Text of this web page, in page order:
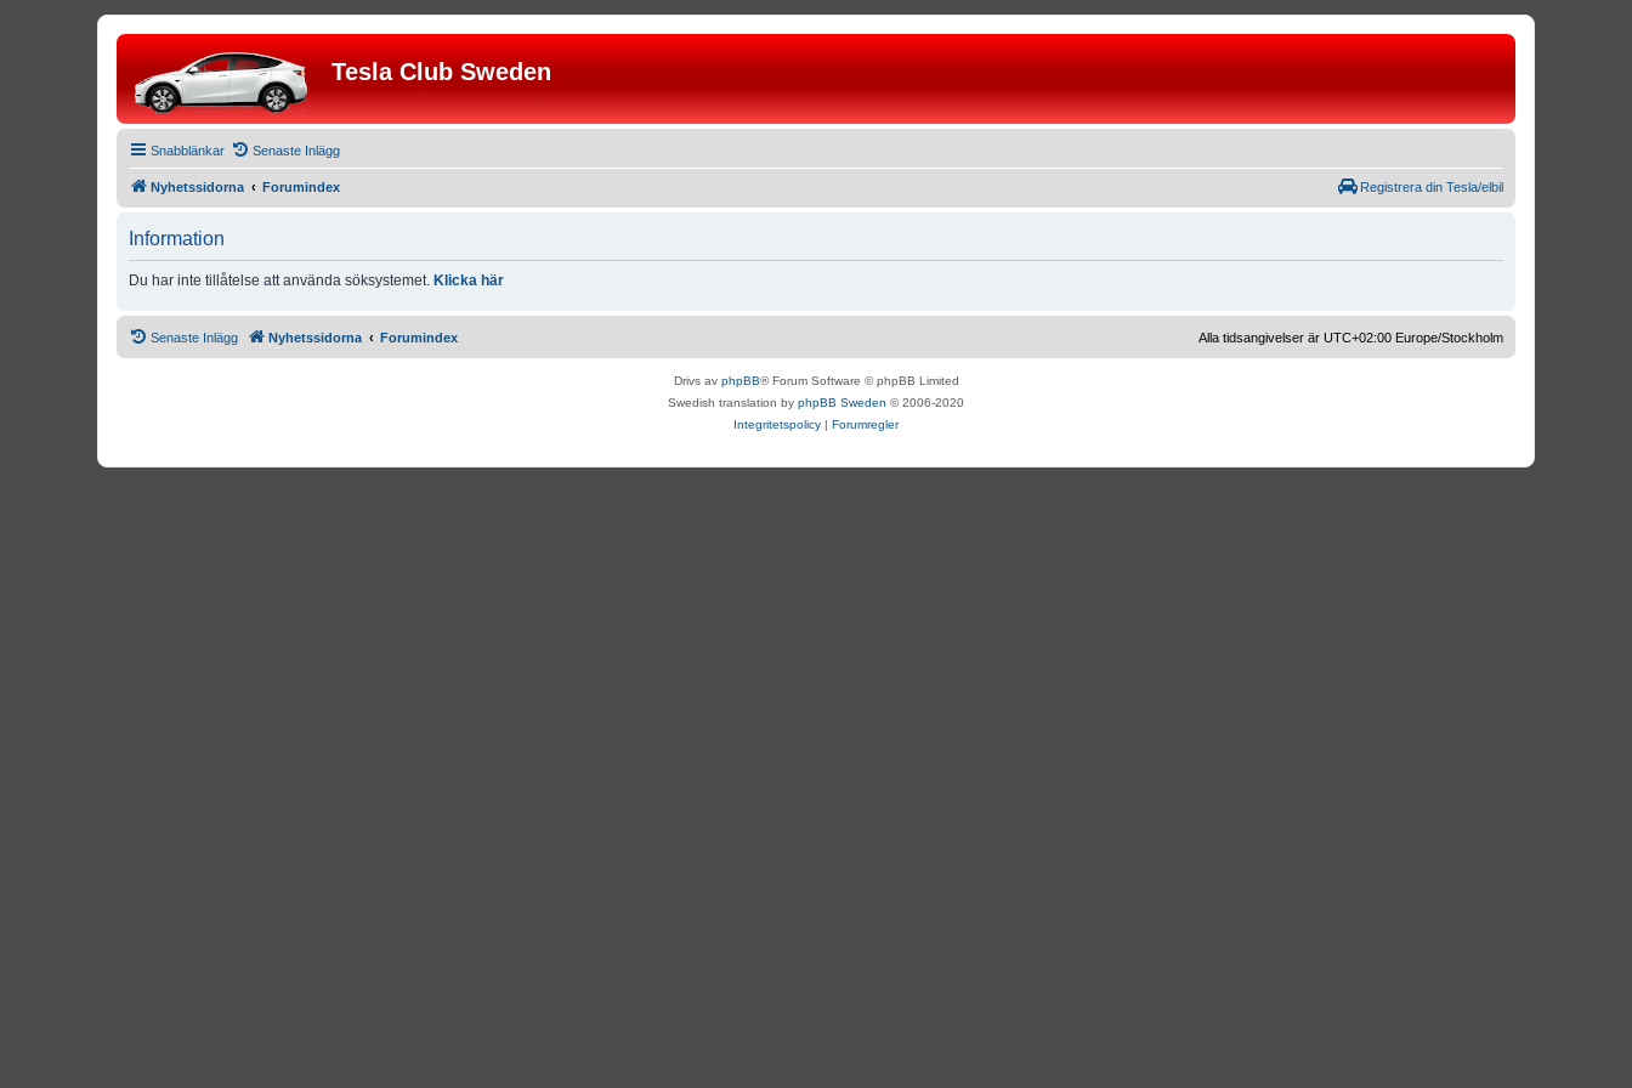
Tesla Club Sweden
Snabblänkar Senaste Inlägg
Nyhetssidorna Forumindex Registrera din Tesla/elbil
Information
Du har inte tillåtelse att använda söksystemet. Klicka här
Senaste Inlägg Nyhetssidorna Forumindex Alla tidsangivelser är UTC+02:00 Europe/Stockholm
Drivs av phpBB® Forum Software © phpBB Limited
Swedish translation by phpBB Sweden © 2006-2020
Integritetspolicy | Forumregler